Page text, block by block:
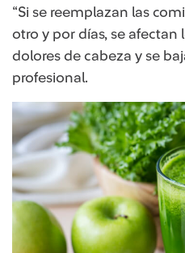
“Si se reemplazan las
otro y por días, se afectan
dolores de cabeza y se
profesional.